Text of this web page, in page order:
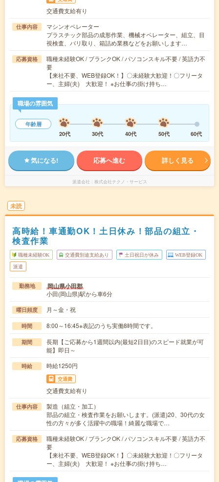
交通費支給有り
仕事内容
マシンオペレーター
プラスチック部品の成形作業、機械オペレーター、組立、目
視検査、バリ取り、箱詰め業務などをお願いします…
応募資格
職種未経験OK / ブランクOK / パソコンスキル不要 / 英語力不
要
【来社不要、WEB登録OK！】〇未経験大歓迎！〇フリータ
ー、主婦(夫) 大歓迎！ ※お仕事の掛け持ち…
職場の雰囲気
年齢層
20代
30代 40代 50代 60代
気になる! 応募へ進む 詳しく見る
派遣会社 株式会社テクノ・サービス
未読
高時給！車通勤OK！土日休み！部品の組立・
検査作業
職種未経験OK 交通費別途支給あり 土日祝日が休み WEB登録OK
派遣
勤務地 岡山県小田郡
小田(岡山県)駅から車6分
曜日頻度 月～金・祝
時間 8:00～16:45※表記のうち実働8時間です。
期間
長期【ご応募から1週間以内(最短2日目)のスピード就業が可
能】即日～
時給 時給1250円
交通費
交通費支給有り
仕事内容
製造（組立・加工）
部品の組立・検査作業をお願いします。(派遣)20、30代の女
性の方々が多く活躍中の職場！綺麗な職場で…
応募資格
職種未経験OK / ブランクOK / パソコンスキル不要 / 英語力不
要
【来社不要、WEB登録OK！】〇未経験大歓迎！〇フリータ
ー、主婦(夫) 大歓迎！ ※お仕事の掛け持ち…